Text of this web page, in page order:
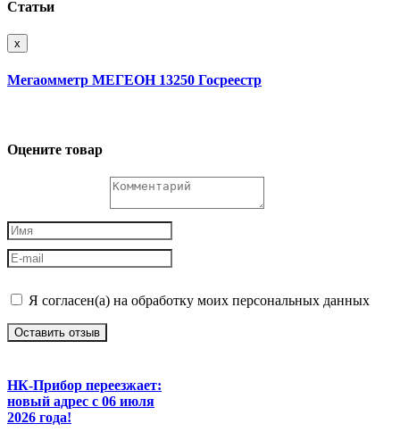
Статьи
x
Мегаомметр МЕГЕОН 13250 Госреестр
Оцените товар
Я согласен(а) на обработку моих персональных данных
Оставить отзыв
НК-Прибор переезжает:
новый адрес с 06 июля
2026 года!